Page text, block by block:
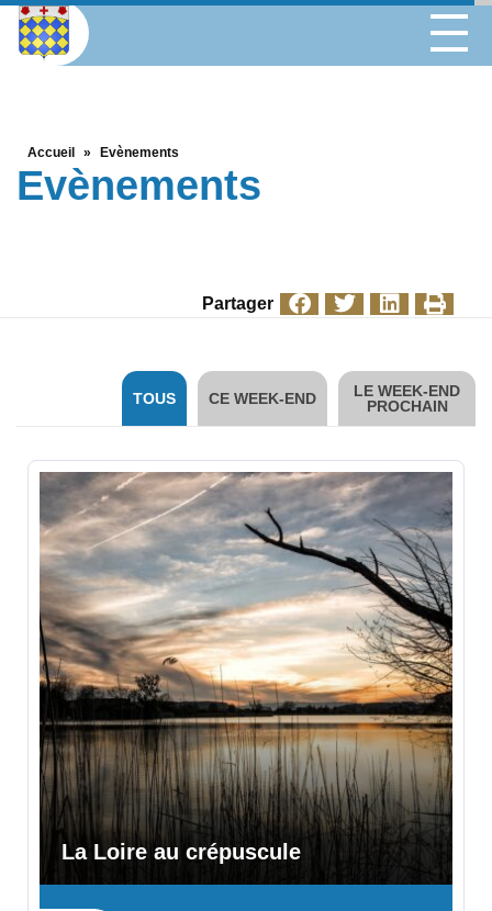
Accueil » Evènements
Evènements
Partager
TOUS CE WEEK-END
LE WEEK-END
PROCHAIN
La Loire au crépuscule